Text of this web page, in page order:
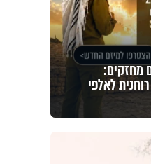
מחזקים:
לאלפי